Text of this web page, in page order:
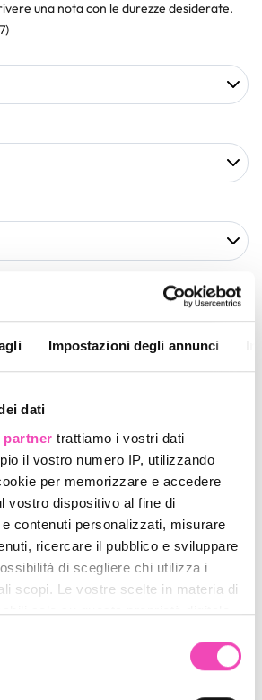
Impostazioni degli annunci
dati
partner trattiamo i vostri dati
il vostro numero IP, utilizzando
per memorizzare e accedere
vostro dispositivo al fine di
contenuti personalizzati, misurare
ricercare il pubblico e sviluppare
di scegliere chi utilizza i
scopi. Le vostre scelte in materia di
solo su questa proprietà digitale
il proprio consenso in qualsiasi
sui cookie o facendo clic
una nota con le durezze desiderate.
al carrello
ai preferiti
★★
Risport Antares
Roll Line Variant M